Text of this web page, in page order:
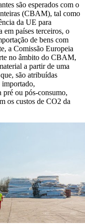
são esperados com o
(CBAM), tal como
da UE para
países terceiros, o
de bens com
a Comissão Europeia
no âmbito do CBAM,
a partir de uma
, são atribuídas
importado,
pré ou pós-consumo,
os custos de CO2 da